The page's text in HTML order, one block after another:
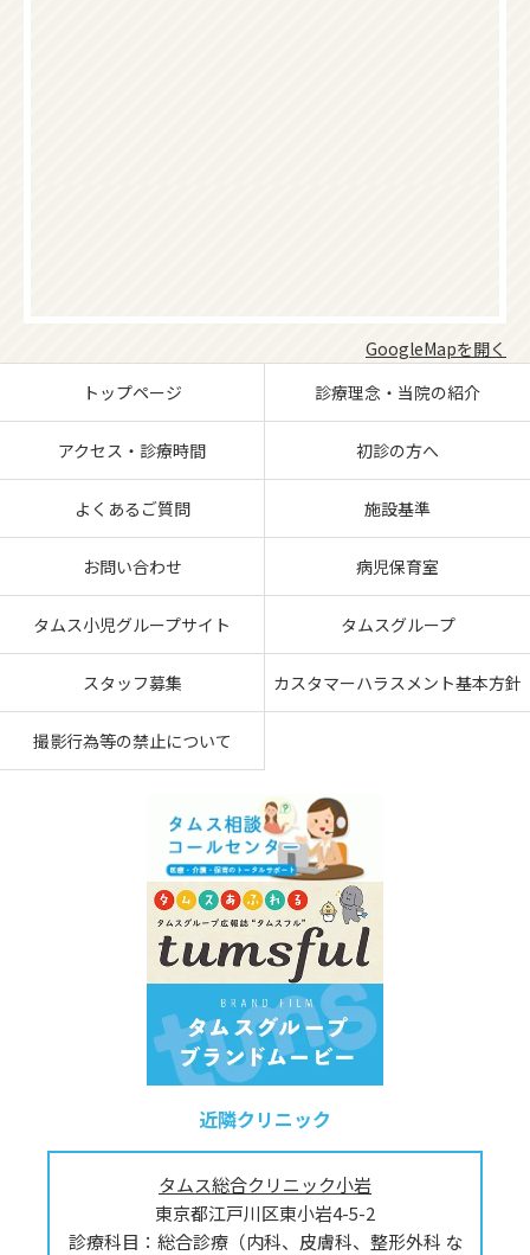
GoogleMapを開く
トップページ
診療理念・当院の紹介
アクセス・診療時間 初診の方へ
よくあるご質問 施設基準
お問い合わせ 病児保育室
タムス小児グループサイト タムスグループ
スタッフ募集 カスタマーハラスメント基本方針
撮影行為等の禁止について
近隣クリニック
タムス総合クリニック小岩
東京都江戸川区東小岩4-5-2
診療科目：総合診療（内科、皮膚科、整形外科 な